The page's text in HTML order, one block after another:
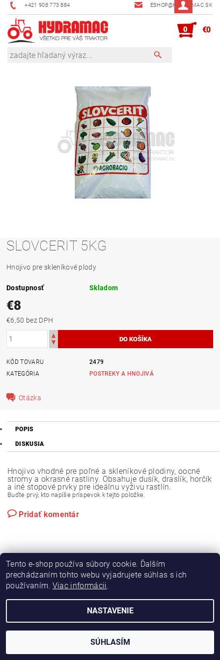
+421 908 773 884 ESHOP@HYDRAMAC.SK
0 €0
SLOVCERIT 5KG
Hnojivo pre skleníkové plody
Dostupnosť Skladom
€8
€6,50 bez DPH
KÓD TOVARU
2479
KATEGÓRIA
POSTREKY A HNOJIVÁ
Otázka
POPIS
DISKUSIA
Hnojivo vhodné pre poľné a skleníkové plodiny, oocné
stromy a okrasné rastliny. Obsahuje dusík, draslík, horčík
a iné stopové prvky pre ideálnu vyživu rastlín.
Buďte prvý, kto napíše príspevok k tejto položke.
Pridať komentár
Výroba hydraulických hadíc
2026 © Hydramac Lokca - náhradné diely na traktory Zetor, všetky práva vyhradené
Vytvoril Shoptet
Tento e-shop používa súbory cookie. Ďalším
prechádzaním tohto webu vyjadrujete súhlas s ich
používaním. Viac informácii.
NASTAVENIE
SÚHLASÍM